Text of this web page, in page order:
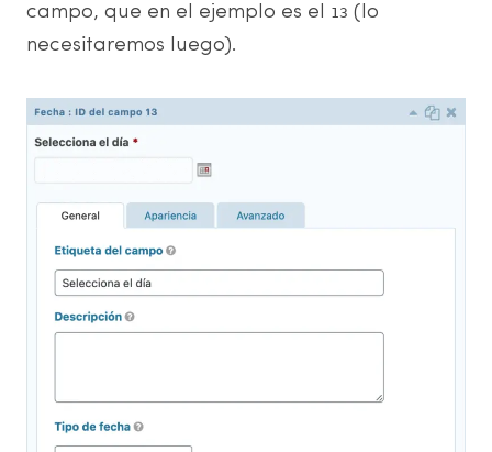
campo, que en el ejemplo es el 13 (lo
necesitaremos luego).